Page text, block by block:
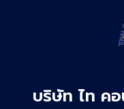
บริษัท ไท ค